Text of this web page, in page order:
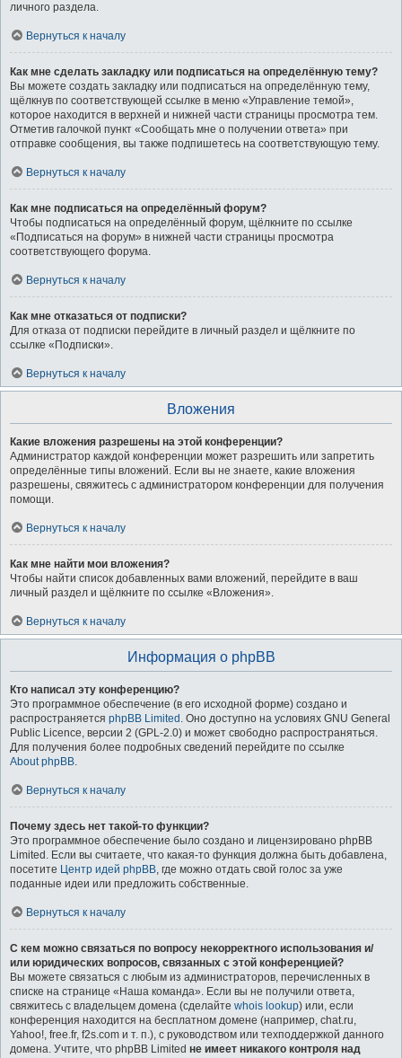
личного раздела.
Вернуться к началу
Как мне сделать закладку или подписаться на определённую тему?
Вы можете создать закладку или подписаться на определённую тему,
щёлкнув по соответствующей ссылке в меню «Управление темой»,
которое находится в верхней и нижней части страницы просмотра тем.
Отметив галочкой пункт «Сообщать мне о получении ответа» при
отправке сообщения, вы также подпишетесь на соответствующую тему.
Вернуться к началу
Как мне подписаться на определённый форум?
Чтобы подписаться на определённый форум, щёлкните по ссылке
«Подписаться на форум» в нижней части страницы просмотра
соответствующего форума.
Вернуться к началу
Как мне отказаться от подписки?
Для отказа от подписки перейдите в личный раздел и щёлкните по
ссылке «Подписки».
Вернуться к началу
Вложения
Какие вложения разрешены на этой конференции?
Администратор каждой конференции может разрешить или запретить
определённые типы вложений. Если вы не знаете, какие вложения
разрешены, свяжитесь с администратором конференции для получения
помощи.
Вернуться к началу
Как мне найти мои вложения?
Чтобы найти список добавленных вами вложений, перейдите в ваш
личный раздел и щёлкните по ссылке «Вложения».
Вернуться к началу
Информация о phpBB
Кто написал эту конференцию?
Это программное обеспечение (в его исходной форме) создано и
распространяется phpBB Limited . Оно доступно на условиях GNU General
Public Licence, версии 2 (GPL-2.0) и может свободно распространяться.
Для получения более подробных сведений перейдите по ссылке
About phpBB.
Вернуться к началу
Почему здесь нет такой-то функции?
Это программное обеспечение было создано и лицензировано phpBB
Limited. Если вы считаете, что какая-то функция должна быть добавлена,
посетите Центр идей phpBB, где можно отдать свой голос за уже
поданные идеи или предложить собственные.
Вернуться к началу
С кем можно связаться по вопросу некорректного использования и/
или юридических вопросов, связанных с этой конференцией?
Вы можете связаться с любым из администраторов, перечисленных в
списке на странице «Наша команда». Если вы не получили ответа,
свяжитесь с владельцем домена (сделайте whois lookup) или, если
конференция находится на бесплатном домене (например, chat.ru,
Yahoo!, free.fr, f2s.com и т. п.), с руководством или техподдержкой данного
домена. Учтите, что phpBB Limited не имеет никакого контроля над